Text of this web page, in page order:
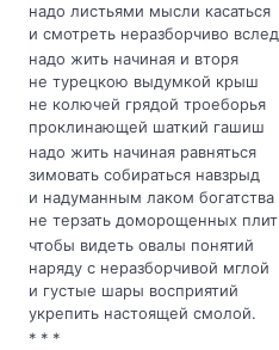
надо листьями мысли касаться
и смотреть неразборчиво вслед
надо жить начиная и вторя
не турецкою выдумкой крыш
не колючей грядой троеборья
проклинающей шаткий гашиш
надо жить начиная равняться
зимовать собираться навзрыд
и надуманным лаком богатства
не терзать доморощенных плит
чтобы видеть овалы понятий
наряду с неразборчивой мглой
и густые шары восприятий
укрепить настоящей смолой.
* * *